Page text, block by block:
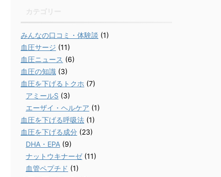
みんなの口コミ・体験談 (1)
血圧サージ (11)
血圧ニュース (6)
血圧の知識 (3)
血圧を下げるトクホ (7)
アミールS (3)
エーザイ・ヘルケア (1)
血圧を下げる呼吸法 (1)
血圧を下げる成分 (23)
DHA・EPA (9)
ナットウキナーゼ(11)
血管ペプチド (1)